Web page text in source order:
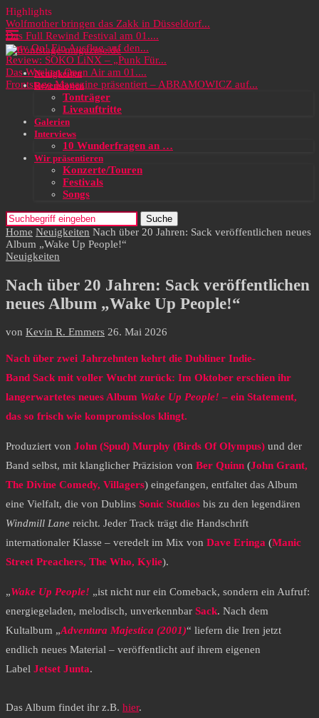
Highlights
Wolfmother bringen das Zakk in Düsseldorf...
Das Full Rewind Festival am 01....
Party On! Ein Ausflug auf den...
Review: SOKO LiNX – „Punk Für...
Das Wacken Open Air am 01....
Frontstage Magazine präsentiert – ABRAMOWICZ auf...
Neuigkeiten
Rezensionen
Tonträger
Liveauftritte
Galerien
Interviews
10 Wunderfragen an …
Wir präsentieren
Konzerte/Touren
Festivals
Songs
Suche
Home Neuigkeiten Nach über 20 Jahren: Sack veröffentlichen neues
Album „Wake Up People!“
Neuigkeiten
Nach über 20 Jahren: Sack veröffentlichen
neues Album „Wake Up People!“
von Kevin R. Emmers 26. Mai 2026
Nach über zwei Jahrzehnten kehrt die Dubliner Indie-
Band Sack mit voller Wucht zurück: Im Oktober erschien ihr
langerwartetes neues Album Wake Up People! – ein Statement,
das so frisch wie kompromisslos klingt.
Produziert von John (Spud) Murphy (Birds Of Olympus) und der
Band selbst, mit klanglicher Präzision von Ber Quinn (John Grant,
The Divine Comedy, Villagers) eingefangen, entfaltet das Album
eine Vielfalt, die von Dublins Sonic Studios bis zu den legendären
Windmill Lane reicht. Jeder Track trägt die Handschrift
internationaler Klasse – veredelt im Mix von Dave Eringa (Manic
Street Preachers, The Who, Kylie).
„Wake Up People! „ist nicht nur ein Comeback, sondern ein Aufruf:
energiegeladen, melodisch, unverkennbar Sack. Nach dem
Kultalbum „Adventura Majestica (2001)“ liefern die Iren jetzt
endlich neues Material – veröffentlicht auf ihrem eigenen
Label Jetset Junta.
Das Album findet ihr z.B. hier.